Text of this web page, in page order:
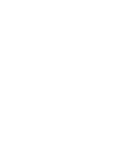
методы лечения
и методы